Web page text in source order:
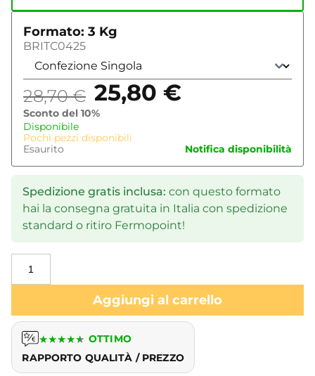
Formato: 3 Kg
BRITC0425
28,70€ 25,80 €
Sconto del 10%
Disponibile
Pochi pezzi disponibili
Esaurito
Notifica disponibilità
Spedizione gratis inclusa: con questo formato
hai la consegna gratuita in Italia con spedizione
standard o ritiro Fermopoint!
Aggiungi al carrello
★★★★★ OTTIMO
RAPPORTO QUALITÀ / PREZZO